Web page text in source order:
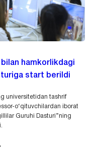
hamkorlikdagi
start berildi
universitetidan tashrif
o‘qituvchilardan iborat
Guruhi Dasturi”ning